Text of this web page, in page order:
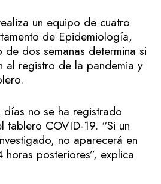
un equipo de cuatro
de Epidemiología,
dos semanas determina si
al registro de la pandemia y
días no se ha registrado
tablero COVID-19. “Si un
no aparecerá en
posteriores”, explica